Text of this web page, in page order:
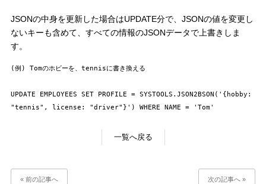
JSONの中身を更新した場合はUPDATE分で、JSONの値を変更し
ないキーも含めて、すべての情報のJSONデータで上書きしま
す。
(例) Tomのホビーを、tennisに書き換える
UPDATE EMPLOYEES SET PROFILE = SYSTOOLS.JSON2BSON('{hobby:
"tennis", license: "driver"}') WHERE NAME = 'Tom'
一覧へ戻る
« 前の記事へ 次の記事へ »